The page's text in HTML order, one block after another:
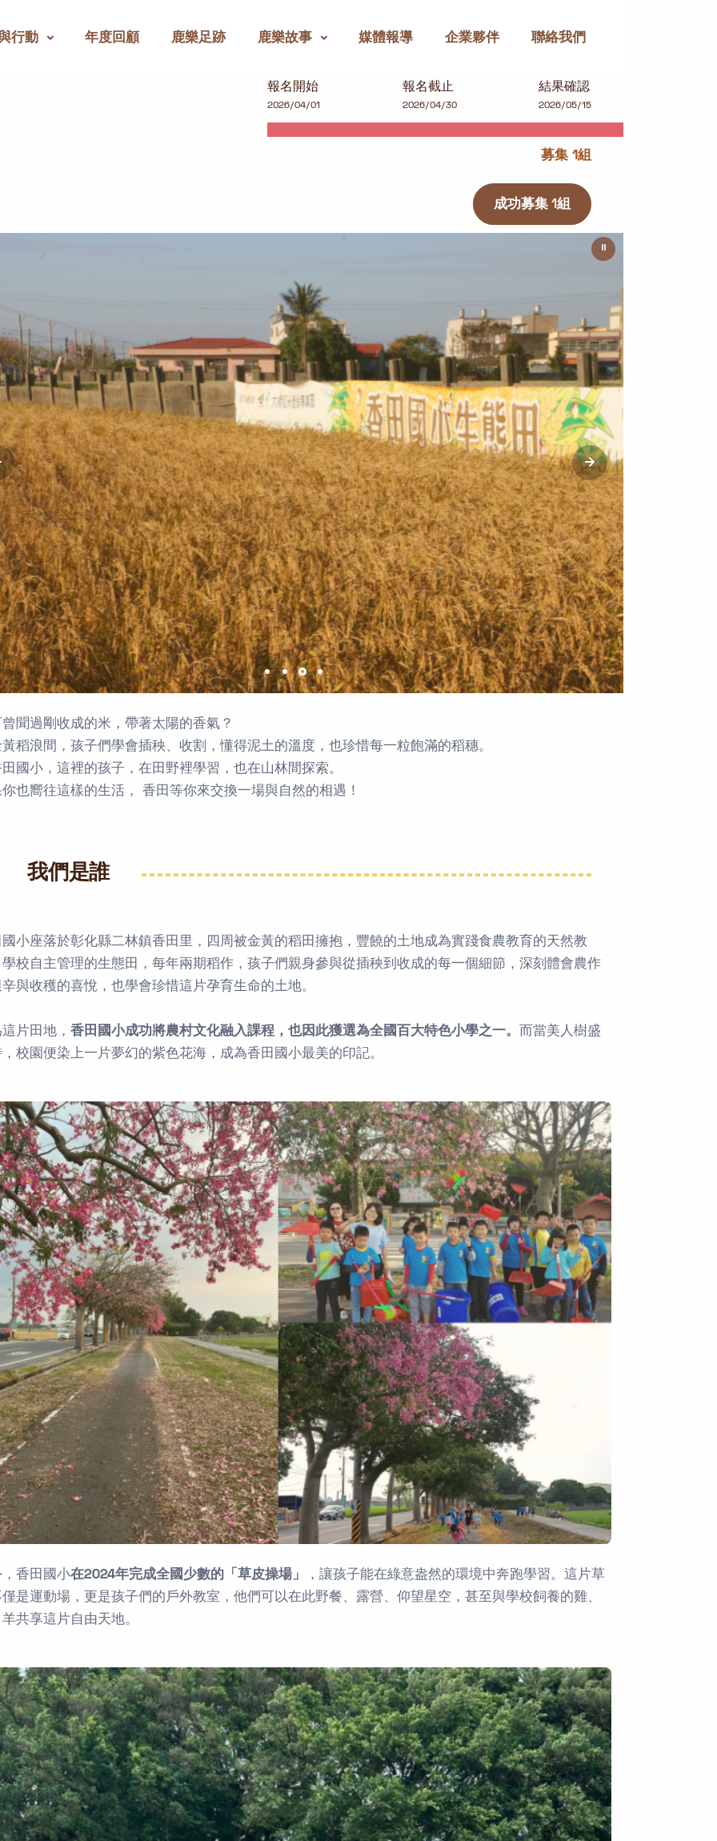
行動 年度回顧 鹿樂足跡 鹿樂故事 媒體報導 企業夥伴 聯絡我們
報名開始
2026/04/01
報名截止
2026/04/30
結果確認
2026/05/15
募集 1組
成功募集 1組
聞過剛收成的米，帶著太陽的香氣？
稻浪間，孩子們學會插秧、收割，懂得泥土的溫度，也珍惜每一粒飽滿的稻穗。
國小，這裡的孩子，在田野裡學習，也在山林間探索。
也嚮往這樣的生活， 香田等你來交換一場與自然的相遇！
我們是誰
小座落於彰化縣二林鎮香田里，四周被金黃的稻田擁抱，豐饒的土地成為實踐食農教育的天然教
校自主管理的生態田，每年兩期稻作，孩子們親身參與從插秧到收成的每一個細節，深刻體會農作
與收穫的喜悅，也學會珍惜這片孕育生命的土地。
片田地， 香田國小成功將農村文化融入課程，也因此獲選為全國百大特色小學之一。
而當美人樹盛
校園便染上一片夢幻的紫色花海，成為香田國小最美的印記。
香田國小在2024年完成全國少數的「草皮操場」
，讓孩子能在綠意盎然的環境中奔跑學習。這片草
是運動場，更是孩子們的戶外教室，他們可以在此野餐、露營、仰望星空，甚至與學校飼養的雞、
共享這片自由天地。